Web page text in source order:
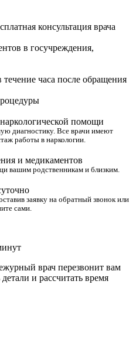
консультация врача
в госучреждения,
часа после обращения
помощи
диагностику. Все врачи имеют
работы в наркологии.
и медикаментов
вашим родственникам и близким.
заявку на обратный звонок или
сами.
врач перезвонит вам
и рассчитать время